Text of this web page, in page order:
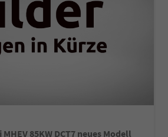
MHEV 85KW DCT7 neues Modell